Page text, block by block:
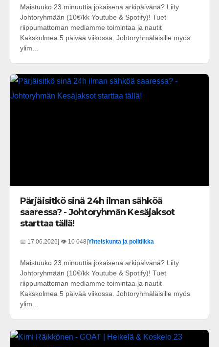
Maistuuko 23 minuuttia jokaisena arkipäivänä? Liity
Johtoryhmään (10€/kk Youtube & Spotify)! Tuet
riippumattoman mediamme toimintaa ja nautit
Kakskolmea 5 päivää viikossa. Johtoryhmäläisille myös
ylim...
Pärjäisitkö sinä 24h ilman sähköä
saaressa? - Johtoryhmän Kesäjaksot
starttaa tällä!
📅 17.06.2026 | 👁️ 10 048 Yhteiskunta ja politiikka
Maistuuko 23 minuuttia jokaisena arkipäivänä? Liity
Johtoryhmään (10€/kk Youtube & Spotify)! Tuet
riippumattoman mediamme toimintaa ja nautit
Kakskolmea 5 päivää viikossa. Johtoryhmäläisille myös
ylim...